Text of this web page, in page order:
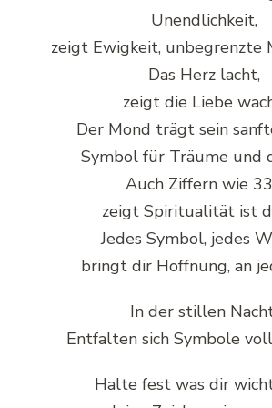
Unendlichkeit,
zeigt Ewigkeit, unbegrenzte
Das Herz lacht,
zeigt die Liebe
Der Mond trägt sein
Symbol für Träume und
Auch Ziffern wie
zeigt Spiritualität ist
Jedes Symbol, jedes
bringt dir Hoffnung, an
In der stillen
Entfalten sich Symbole
Halte fest was dir